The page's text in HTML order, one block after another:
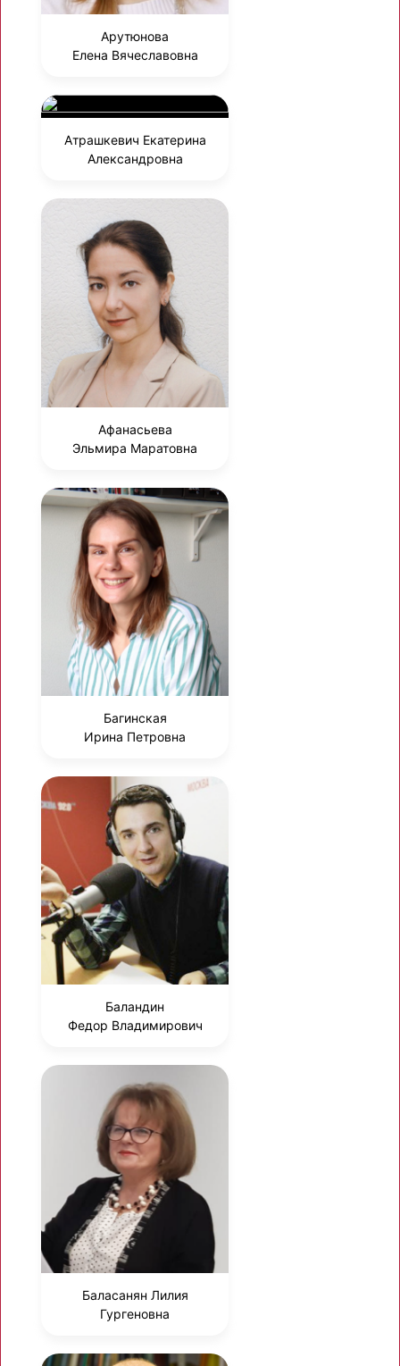
Арутюнова
Елена Вячеславовна
Атрашкевич Екатерина
Александровна
Афанасьева
Эльмира Маратовна
Багинская
Ирина Петровна
Баландин
Федор Владимирович
Баласанян Лилия
Гургеновна